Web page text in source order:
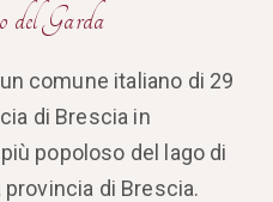
del Garda
comune italiano di 29
di Brescia in
popoloso del lago di
di Brescia.